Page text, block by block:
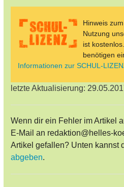
Hinweis
Nutzung
ist
benötigen
Informationen zur SCHUL-
letzte Aktualisierung:
Wenn dir ein Fehler im Artikel
E-Mail an redaktion@helles-
Artikel gefallen? Unten kannst
abgeben.